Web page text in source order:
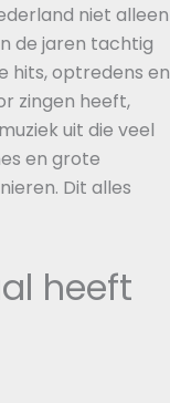
niet alleen
de jaren tachtig
hits, optredens en
zingen heeft,
uit die veel
en grote
Dit alles
heeft